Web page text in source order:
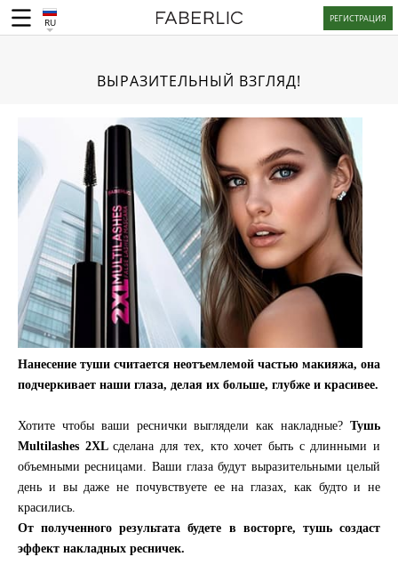
RU РЕГИСТРАЦИЯ
ВЫРАЗИТЕЛЬНЫЙ ВЗГЛЯД!
Нанесение туши считается неотъемлемой частью макияжа, она
подчеркивает наши глаза, делая их больше, глубже и красивее.
Хотите чтобы ваши реснички выглядели как накладные? Тушь
Multilashes 2XLсделана для тех, кто хочет быть с длинными и
объемными ресницами. Ваши глаза будут выразительными целый
день и вы даже не почувствуете ее на глазах, как будто и не
красились.
От полученного результата будете в восторге, тушь создаст
эффект накладных ресничек.